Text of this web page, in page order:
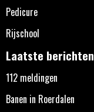
Pedicure
Rijschool
Laatste berichten
112 meldingen
Banen in Roerdalen